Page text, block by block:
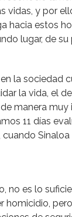
vidas, y por
hacia estos
lugar, de su
la sociedad
la vida, el
manera
11 días
no es lo
homicidio,